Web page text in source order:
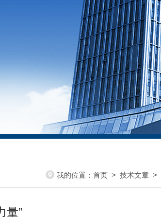
我的位置： 首页 > 技术文章 >
量”